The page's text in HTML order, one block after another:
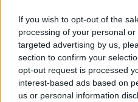
If you wish to opt-out of the
processing of your personal
targeted advertising by us,
section to confirm your
opt-out request is processed
interest-based ads based on
us or personal information
V dome v lese vyriešili
majitelia v ňom majú
spoločný čas
Kedysi boli veľkým
vyhnite. Týchto 7 vecí
zastaralou